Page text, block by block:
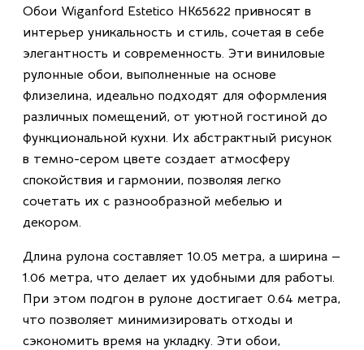
Обои Wiganford Estetico HK65622 привносят в
интерьер уникальность и стиль, сочетая в себе
элегантность и современность. Эти виниловые
рулонные обои, выполненные на основе
флизелина, идеально подходят для оформления
различных помещений, от уютной гостиной до
функциональной кухни. Их абстрактный рисунок
в темно-сером цвете создает атмосферу
спокойствия и гармонии, позволяя легко
сочетать их с разнообразной мебелью и
декором.
Длина рулона составляет 10.05 метра, а ширина —
1.06 метра, что делает их удобными для работы.
При этом подгон в рулоне достигает 0.64 метра,
что позволяет минимизировать отходы и
сэкономить время на укладку. Эти обои,